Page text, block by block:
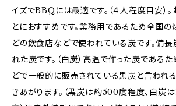
イズでBBQには最適です。（４人程度目安）
とにおすすめです。業務用であるため全国の
どの飲食店などで使われている炭です。備
れた炭です。（白炭）高温で作った炭である
どで一般的に販売されている黒炭と言われ
きあがります。（黒炭は約500度程度、白炭